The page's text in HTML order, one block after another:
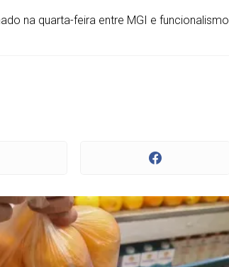
na quarta-feira entre MGI e funcionalismo